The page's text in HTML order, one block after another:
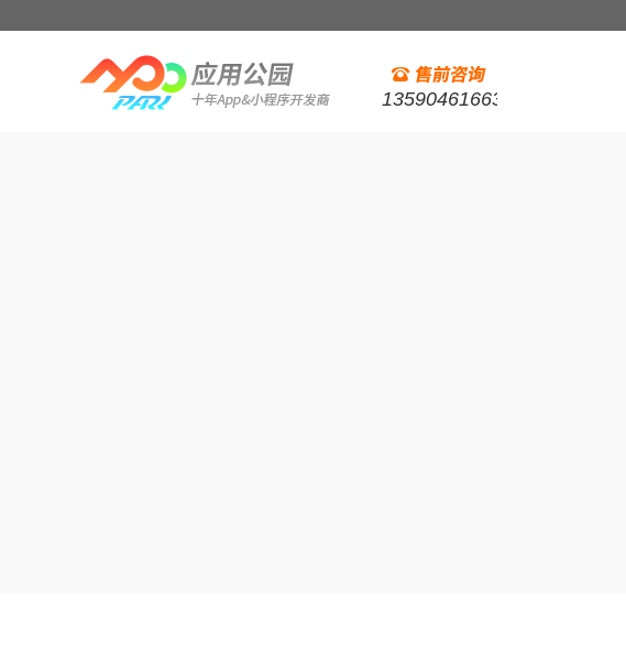
13590461663